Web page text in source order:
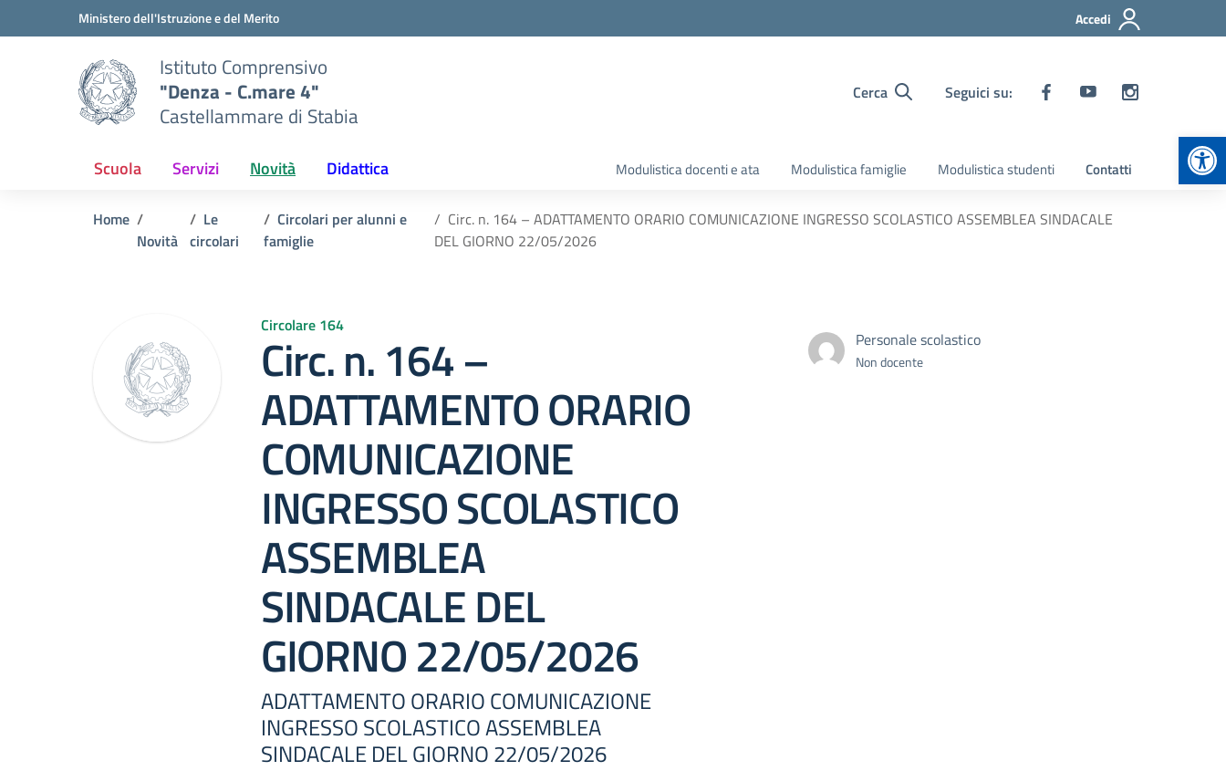
Vai ai contenuti
Vai al menu di navigazioneMinistero dell'Istruzione e del Merito Accedi
Istituto Comprensivo
"Denza - C.mare 4"
Castellammare di Stabia
Cerca Seguici su:
Scuola Servizi Novità Didattica Modulistica docenti e ata Modulistica famiglie Modulistica studenti Contatti
Home
Novità
Le
circolari
Circolari per alunni e
famiglie
Circ. n. 164 – ADATTAMENTO ORARIO COMUNICAZIONE INGRESSO SCOLASTICO ASSEMBLEA SINDACALE
DEL GIORNO 22/05/2026
Circolare 164
Circ. n. 164 –
ADATTAMENTO ORARIO
COMUNICAZIONE
INGRESSO SCOLASTICO
ASSEMBLEA
SINDACALE DEL
GIORNO 22/05/2026
ADATTAMENTO ORARIO COMUNICAZIONE
INGRESSO SCOLASTICO ASSEMBLEA
SINDACALE DEL GIORNO 22/05/2026
Personale scolastico
Non docente